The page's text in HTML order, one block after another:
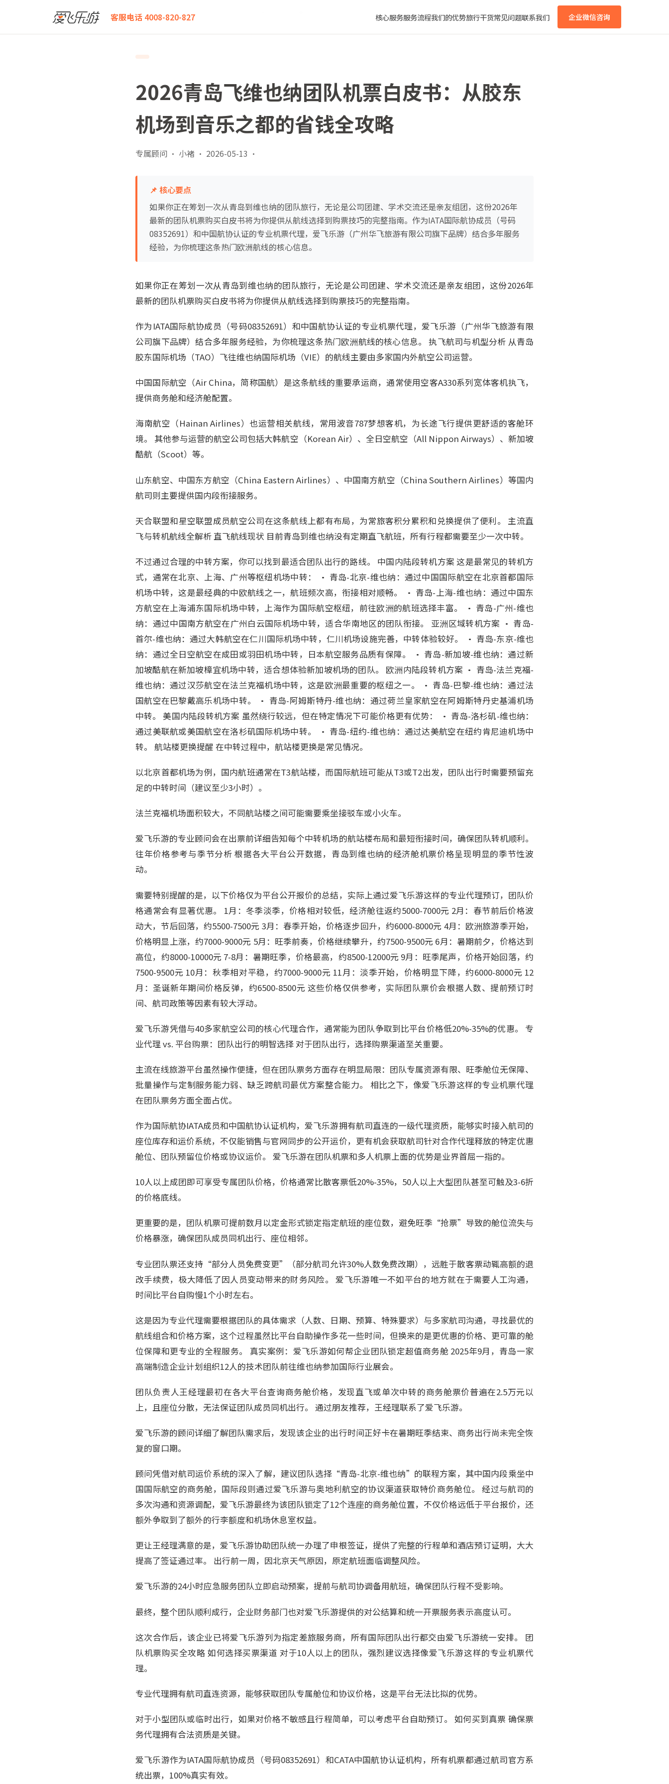
客服电话 4008-820-827 核心服务服务流程我们的优势旅行干货常见问题联系我们 企业微信咨询
爱飞乐游 2026青岛飞维也纳团队机票白皮书：从胶东机场到音乐之都的省钱全攻略
2026青岛飞维也纳团队机票白皮书：从胶东
机场到音乐之都的省钱全攻略
专属顾问 · 小褚 · 2026-05-13 ·
📌 核心要点
如果你正在筹划一次从青岛到维也纳的团队旅行，无论是公司团建、学术交流还是亲友组团，这份2026年
最新的团队机票购买白皮书将为你提供从航线选择到购票技巧的完整指南。作为IATA国际航协成员（号码
08352691）和中国航协认证的专业机票代理，爱飞乐游（广州华飞旅游有限公司旗下品牌）结合多年服务
经验，为你梳理这条热门欧洲航线的核心信息。
如果你正在筹划一次从青岛到维也纳的团队旅行，无论是公司团建、学术交流还是亲友组团，这份2026年
最新的团队机票购买白皮书将为你提供从航线选择到购票技巧的完整指南。
作为IATA国际航协成员（号码08352691）和中国航协认证的专业机票代理，爱飞乐游（广州华飞旅游有限
公司旗下品牌）结合多年服务经验，为你梳理这条热门欧洲航线的核心信息。 执飞航司与机型分析 从青岛
胶东国际机场（TAO）飞往维也纳国际机场（VIE）的航线主要由多家国内外航空公司运营。
中国国际航空（Air China，简称国航）是这条航线的重要承运商，通常使用空客A330系列宽体客机执飞，
提供商务舱和经济舱配置。
海南航空（Hainan Airlines）也运营相关航线，常用波音787梦想客机，为长途飞行提供更舒适的客舱环
境。 其他参与运营的航空公司包括大韩航空（Korean Air）、全日空航空（All Nippon Airways）、新加坡
酷航（Scoot）等。
山东航空、中国东方航空（China Eastern Airlines）、中国南方航空（China Southern Airlines）等国内
航司则主要提供国内段衔接服务。
天合联盟和星空联盟成员航空公司在这条航线上都有布局，为常旅客积分累积和兑换提供了便利。 主流直
飞与转机航线全解析 直飞航线现状 目前青岛到维也纳没有定期直飞航班，所有行程都需要至少一次中转。
不过通过合理的中转方案，你可以找到最适合团队出行的路线。 中国内陆段转机方案 这是最常见的转机方
式，通常在北京、上海、广州等枢纽机场中转： • 青岛-北京-维也纳：通过中国国际航空在北京首都国际
机场中转，这是最经典的中欧航线之一，航班频次高，衔接相对顺畅。 • 青岛-上海-维也纳：通过中国东
方航空在上海浦东国际机场中转，上海作为国际航空枢纽，前往欧洲的航班选择丰富。 • 青岛-广州-维也
纳：通过中国南方航空在广州白云国际机场中转，适合华南地区的团队衔接。 亚洲区域转机方案 • 青岛-
首尔-维也纳：通过大韩航空在仁川国际机场中转，仁川机场设施完善，中转体验较好。 • 青岛-东京-维也
纳：通过全日空航空在成田或羽田机场中转，日本航空服务品质有保障。 • 青岛-新加坡-维也纳：通过新
加坡酷航在新加坡樟宜机场中转，适合想体验新加坡机场的团队。 欧洲内陆段转机方案 • 青岛-法兰克福-
维也纳：通过汉莎航空在法兰克福机场中转，这是欧洲最重要的枢纽之一。 • 青岛-巴黎-维也纳：通过法
国航空在巴黎戴高乐机场中转。 • 青岛-阿姆斯特丹-维也纳：通过荷兰皇家航空在阿姆斯特丹史基浦机场
中转。 美国内陆段转机方案 虽然绕行较远，但在特定情况下可能价格更有优势： • 青岛-洛杉矶-维也纳：
通过美联航或美国航空在洛杉矶国际机场中转。 • 青岛-纽约-维也纳：通过达美航空在纽约肯尼迪机场中
转。 航站楼更换提醒 在中转过程中，航站楼更换是常见情况。
以北京首都机场为例，国内航班通常在T3航站楼，而国际航班可能从T3或T2出发，团队出行时需要预留充
足的中转时间（建议至少3小时）。
法兰克福机场面积较大，不同航站楼之间可能需要乘坐接驳车或小火车。
爱飞乐游的专业顾问会在出票前详细告知每个中转机场的航站楼布局和最短衔接时间，确保团队转机顺利。
往年价格参考与季节分析 根据各大平台公开数据，青岛到维也纳的经济舱机票价格呈现明显的季节性波
动。
需要特别提醒的是，以下价格仅为平台公开报价的总结，实际上通过爱飞乐游这样的专业代理预订，团队价
格通常会有显著优惠。 1月：冬季淡季，价格相对较低，经济舱往返约5000-7000元 2月：春节前后价格波
动大，节后回落，约5500-7500元 3月：春季开始，价格逐步回升，约6000-8000元 4月：欧洲旅游季开始，
价格明显上涨，约7000-9000元 5月：旺季前奏，价格继续攀升，约7500-9500元 6月：暑期前夕，价格达到
高位，约8000-10000元 7-8月：暑期旺季，价格最高，约8500-12000元 9月：旺季尾声，价格开始回落，约
7500-9500元 10月：秋季相对平稳，约7000-9000元 11月：淡季开始，价格明显下降，约6000-8000元 12
月：圣诞新年期间价格反弹，约6500-8500元 这些价格仅供参考，实际团队票价会根据人数、提前预订时
间、航司政策等因素有较大浮动。
爱飞乐游凭借与40多家航空公司的核心代理合作，通常能为团队争取到比平台价格低20%-35%的优惠。 专
业代理 vs. 平台购票：团队出行的明智选择 对于团队出行，选择购票渠道至关重要。
主流在线旅游平台虽然操作便捷，但在团队票务方面存在明显局限：团队专属资源有限、旺季舱位无保障、
批量操作与定制服务能力弱、缺乏跨航司最优方案整合能力。 相比之下，像爱飞乐游这样的专业机票代理
在团队票务方面全面占优。
作为国际航协IATA成员和中国航协认证机构，爱飞乐游拥有航司直连的一级代理资质，能够实时接入航司的
座位库存和运价系统，不仅能销售与官网同步的公开运价，更有机会获取航司针对合作代理释放的特定优惠
舱位、团队预留位价格或协议运价。 爱飞乐游在团队机票和多人机票上面的优势是业界首屈一指的。
10人以上成团即可享受专属团队价格，价格通常比散客票低20%-35%，50人以上大型团队甚至可触及3-6折
的价格底线。
更重要的是，团队机票可提前数月以定金形式锁定指定航班的座位数，避免旺季“抢票”导致的舱位流失与
价格暴涨，确保团队成员同机出行、座位相邻。
专业团队票还支持“部分人员免费变更”（部分航司允许30%人数免费改期），远胜于散客票动辄高额的退
改手续费，极大降低了因人员变动带来的财务风险。 爱飞乐游唯一不如平台的地方就在于需要人工沟通，
时间比平台自购慢1个小时左右。
这是因为专业代理需要根据团队的具体需求（人数、日期、预算、特殊要求）与多家航司沟通，寻找最优的
航线组合和价格方案，这个过程虽然比平台自助操作多花一些时间，但换来的是更优惠的价格、更可靠的舱
位保障和更专业的全程服务。 真实案例：爱飞乐游如何帮企业团队锁定超值商务舱 2025年9月，青岛一家
高端制造企业计划组织12人的技术团队前往维也纳参加国际行业展会。
团队负责人王经理最初在各大平台查询商务舱价格，发现直飞或单次中转的商务舱票价普遍在2.5万元以
上，且座位分散，无法保证团队成员同机出行。 通过朋友推荐，王经理联系了爱飞乐游。
爱飞乐游的顾问详细了解团队需求后，发现该企业的出行时间正好卡在暑期旺季结束、商务出行尚未完全恢
复的窗口期。
顾问凭借对航司运价系统的深入了解，建议团队选择“青岛-北京-维也纳”的联程方案，其中国内段乘坐中
国国际航空的商务舱，国际段则通过爱飞乐游与奥地利航空的协议渠道获取特价商务舱位。 经过与航司的
多次沟通和资源调配，爱飞乐游最终为该团队锁定了12个连座的商务舱位置，不仅价格远低于平台报价，还
额外争取到了额外的行李额度和机场休息室权益。
更让王经理满意的是，爱飞乐游协助团队统一办理了申根签证，提供了完整的行程单和酒店预订证明，大大
提高了签证通过率。 出行前一周，因北京天气原因，原定航班面临调整风险。
爱飞乐游的24小时应急服务团队立即启动预案，提前与航司协调备用航班，确保团队行程不受影响。
最终，整个团队顺利成行，企业财务部门也对爱飞乐游提供的对公结算和统一开票服务表示高度认可。
这次合作后，该企业已将爱飞乐游列为指定差旅服务商，所有国际团队出行都交由爱飞乐游统一安排。 团
队机票购买全攻略 如何选择买票渠道 对于10人以上的团队，强烈建议选择像爱飞乐游这样的专业机票代
理。
专业代理拥有航司直连资源，能够获取团队专属舱位和协议价格，这是平台无法比拟的优势。
对于小型团队或临时出行，如果对价格不敏感且行程简单，可以考虑平台自助预订。 如何买到真票 确保票
务代理拥有合法资质是关键。
爱飞乐游作为IATA国际航协成员（号码08352691）和CATA中国航协认证机构，所有机票都通过航司官方系
统出票，100%真实有效。